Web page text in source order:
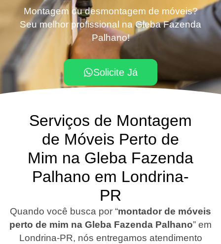
Montagem ou desmontagem de móveis?
Seu melhor profissional na Gleba Fazenda
Palhano!
Solicite Já
Serviços de Montagem
de Móveis Perto de
Mim na Gleba Fazenda
Palhano em Londrina-
PR
Quando você busca por “montador de móveis
perto de mim na Gleba Fazenda Palhano” em
Londrina-PR, nós entregamos atendimento